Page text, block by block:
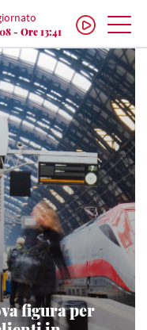
- Ore 13:41
figura per